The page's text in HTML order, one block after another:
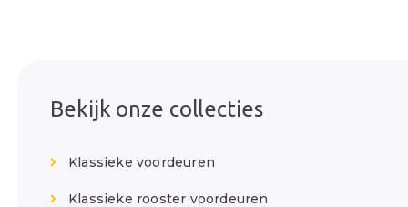
Bekijk onze collecties
Klassieke voordeuren
Klassieke rooster voordeuren